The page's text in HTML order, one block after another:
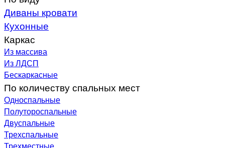
Диваны кровати
Кухонные
Каркас
Из массива
Из ЛДСП
Бескаркасные
По количеству спальных мест
Односпальные
Полутороспальные
Двуспальные
Трехспальные